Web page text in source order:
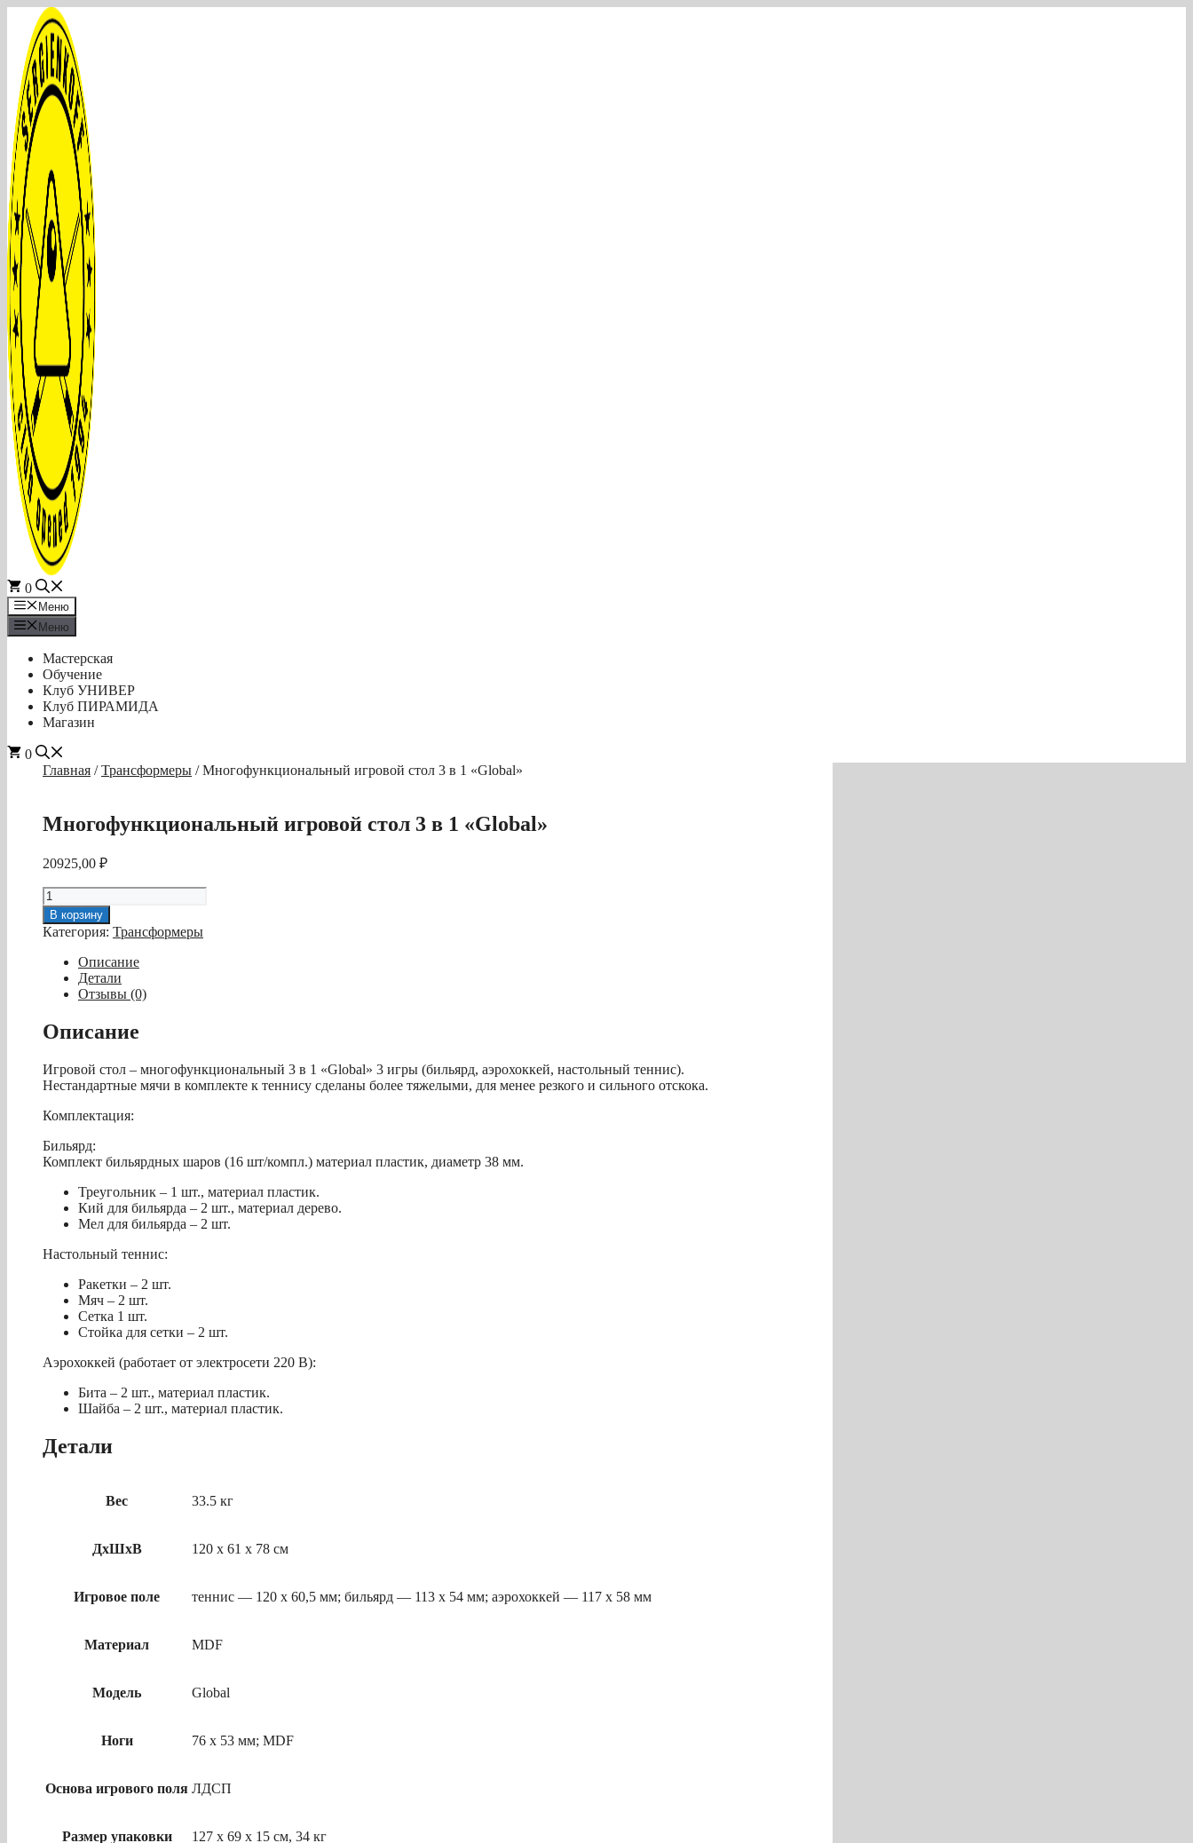
Перейти
содержимому
0
Меню
Меню
Мастерская
Обучение
Клуб УНИВЕР
Клуб ПИРАМИДА
Магазин
0
Главная /Трансформеры / Многофункциональный игровой стол 3 в 1 «Global»
Многофункциональный игровой стол 3 в 1 «Global»
20925,00 ₽
Количество
товара
Многофункциональный
игровой
стол
«Global»
В корзину
Категория: Трансформеры
Описание
Детали
Отзывы (0)
Описание
Игровой стол – многофункциональный 3 в 1 «Global» 3 игры (бильярд, аэрохоккей, настольный теннис).
Нестандартные мячи в комплекте к теннису сделаны более тяжелыми, для менее резкого и сильного отскока.
Комплектация:
Бильярд:
Комплект бильярдных шаров (16 шт/компл.) материал пластик, диаметр 38 мм.
Треугольник – 1 шт., материал пластик.
Кий для бильярда – 2 шт., материал дерево.
Мел для бильярда – 2 шт.
Настольный теннис:
Ракетки – 2 шт.
Мяч – 2 шт.
Сетка 1 шт.
Стойка для сетки – 2 шт.
Аэрохоккей (работает от электросети 220 В):
Бита – 2 шт., материал пластик.
Шайба – 2 шт., материал пластик.
Детали
Вес 33.5 кг
ДхШхВ 120 х 61 х 78 см
Игровое поле теннис — 120 х 60,5 мм; бильярд — 113 х 54 мм; аэрохоккей — 117 х 58 мм
Материал MDF
Модель Global
Ноги 76 х 53 мм; MDF
Основа игрового поля ЛДСП
Размер упаковки 127 х 69 х 15 см, 34 кг